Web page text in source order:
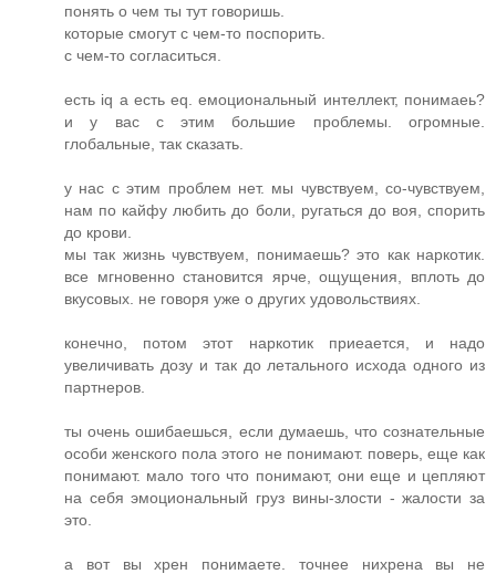
понять о чем ты тут говоришь.
которые смогут с чем-то поспорить.
с чем-то согласиться.
есть iq а есть eq. емоциональный интеллект, понимаеь?
и у вас с этим большие проблемы. огромные.
глобальные, так сказать.
у нас с этим проблем нет. мы чувствуем, со-чувствуем,
нам по кайфу любить до боли, ругаться до воя, спорить
до крови.
мы так жизнь чувствуем, понимаешь? это как наркотик.
все мгновенно становится ярче, ощущения, вплоть до
вкусовых. не говоря уже о других удовольствиях.
конечно, потом этот наркотик приеается, и надо
увеличивать дозу и так до летального исхода одного из
партнеров.
ты очень ошибаешься, если думаешь, что сознательные
особи женского пола этого не понимают. поверь, еще как
понимают. мало того что понимают, они еще и цепляют
на себя эмоциональный груз вины-злости - жалости за
это.
а вот вы хрен понимаете. точнее нихрена вы не